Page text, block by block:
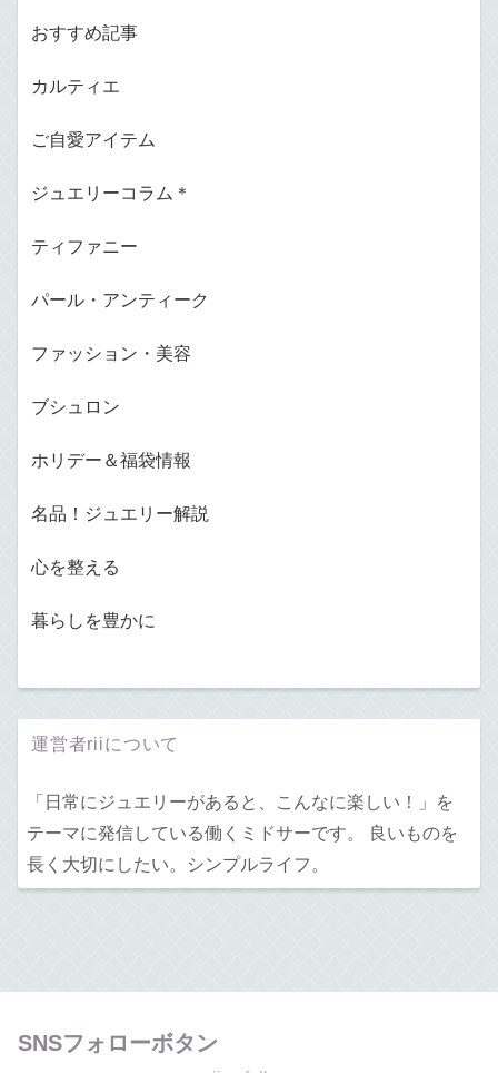
おすすめ記事
カルティエ
ご自愛アイテム
ジュエリーコラム＊
ティファニー
パール・アンティーク
ファッション・美容
ブシュロン
ホリデー＆福袋情報
名品！ジュエリー解説
心を整える
暮らしを豊かに
運営者riiについて
「日常にジュエリーがあると、こんなに楽しい！」を
テーマに発信している働くミドサーです。 良いものを
長く大切にしたい。シンプルライフ。
SNSフォローボタン